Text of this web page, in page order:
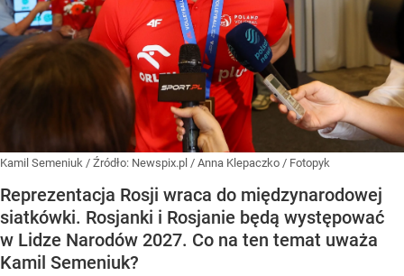
Kamil Semeniuk / Źródło: Newspix.pl / Anna Klepaczko / Fotopyk
Reprezentacja Rosji wraca do międzynarodowej
siatkówki. Rosjanki i Rosjanie będą występować
w Lidze Narodów 2027. Co na ten temat uważa
Kamil Semeniuk?